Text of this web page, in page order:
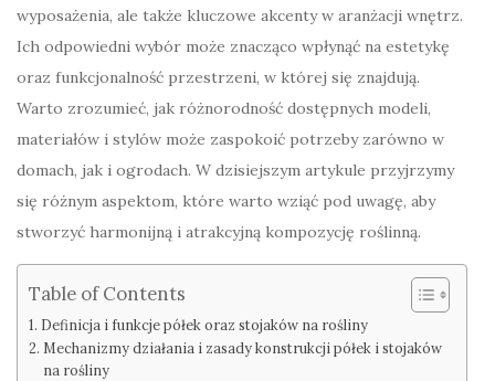
wyposażenia, ale także kluczowe akcenty w aranżacji wnętrz.
Ich odpowiedni wybór może znacząco wpłynąć na estetykę
oraz funkcjonalność przestrzeni, w której się znajdują.
Warto zrozumieć, jak różnorodność dostępnych modeli,
materiałów i stylów może zaspokoić potrzeby zarówno w
domach, jak i ogrodach. W dzisiejszym artykule przyjrzymy
się różnym aspektom, które warto wziąć pod uwagę, aby
stworzyć harmonijną i atrakcyjną kompozycję roślinną.
Table of Contents
Definicja i funkcje półek oraz stojaków na rośliny
Mechanizmy działania i zasady konstrukcji półek i stojaków
na rośliny